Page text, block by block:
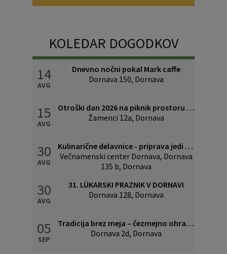
KOLEDAR DOGODKOV
14
AVG
Dnevno nočni pokal Mark caffe
Dornava 150, Dornava
15
AVG
Otroški dan 2026 na piknik prostoru v Žamencih
Žamenci 12a, Dornava
30
AVG
Kulinarične delavnice - priprava jedi povezanih z lükom
Večnamenski center Dornava, Dornava
135 b, Dornava
30
AVG
31. LÜKARSKI PRAZNIK V DORNAVI
Dornava 128, Dornava
05
SEP
Tradicija brez meja – čezmejno ohranjanje kulinarične in kulturne dediščine
Dornava 2d, Dornava